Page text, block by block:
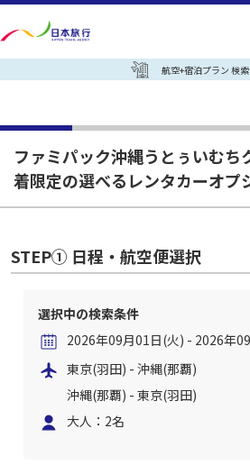
航空+宿泊プラン 検
ファミパック沖縄うとぅいむち
着限定の選べるレンタカーオプ
STEP① 日程・航空便選択
選択中の検索条件
2026年09月01日(火) - 2026年
東京(羽田) - 沖縄(那覇)
沖縄(那覇) - 東京(羽田)
大人：2名